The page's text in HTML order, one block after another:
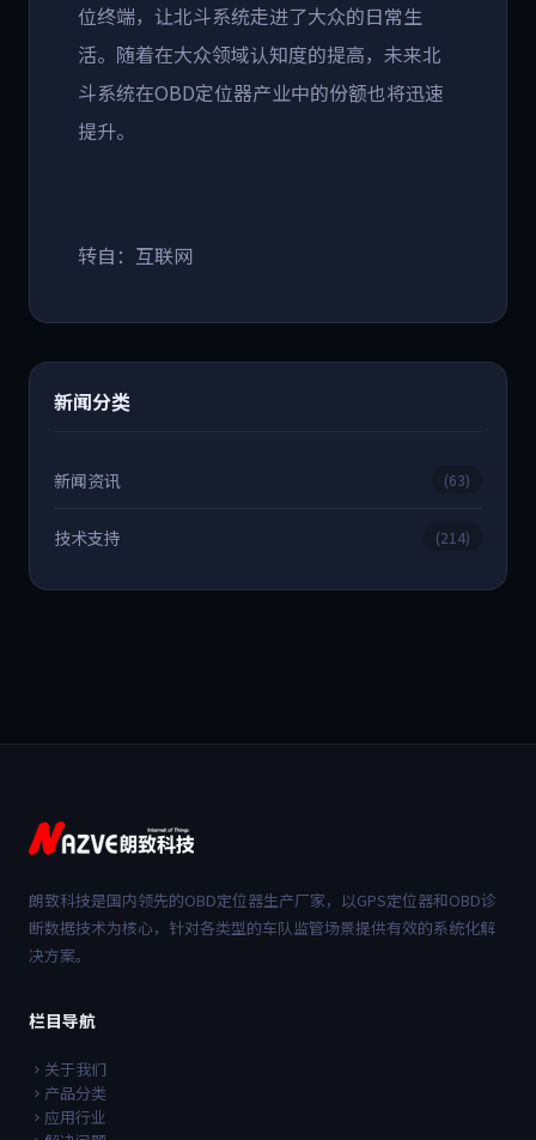
位终端，让北斗系统走进了大众的日常生
活。随着在大众领域认知度的提高，未来北
斗系统在OBD定位器产业中的份额也将迅速
提升。
转自：互联网
新闻分类
新闻资讯 (63)
技术支持 (214)
朗致科技是国内领先的OBD定位器生产厂家，以GPS定位器和OBD诊
断数据技术为核心，针对各类型的车队监管场景提供有效的系统化解
决方案。
栏目导航
关于我们
产品分类
应用行业